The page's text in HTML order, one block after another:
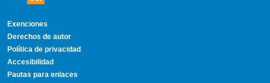
Exenciones
Derechos de autor
Política de privacidad
Accesibilidad
Pautas para enlaces